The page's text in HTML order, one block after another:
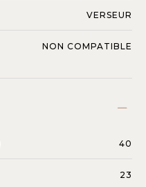
VERSEUR
NON COMPATIBLE
40
23